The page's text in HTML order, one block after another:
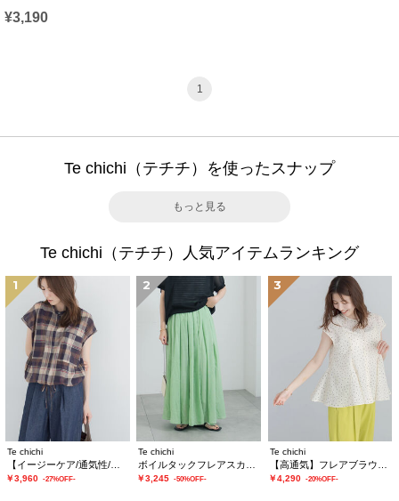
¥3,190
1
Te chichi（テチチ）を使ったスナップ
もっと見る
Te chichi（テチチ）人気アイテムランキング
1
Te chichi
￥3,960 -27%OFF-
2
Te chichi
￥3,245 -50%OFF-
3
Te chichi
￥4,290 -20%OFF-